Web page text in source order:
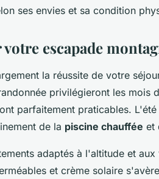
ses envies et sa condition
escapade
la réussite de votre
privilégieront les mois
parfaitement praticables.
de la piscine chauffée et
adaptés à l'altitude et
et crème solaire